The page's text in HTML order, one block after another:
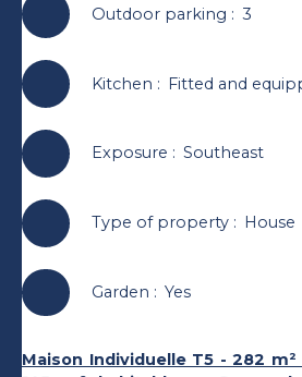
Outdoor parking : 3
Kitchen : Fitted and
Exposure : Southeast
Type of property: House
Garden : Yes
Maison Individuelle T5 - 282